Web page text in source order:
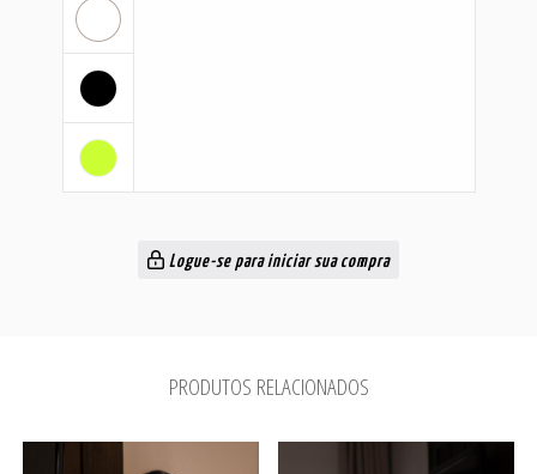
Logue-se para iniciar sua compra
PRODUTOS RELACIONADOS